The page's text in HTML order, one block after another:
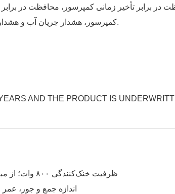
کمپرسور، هشدار جریان آب و هشدار دمای بیش از حد بالا/پایین.
AND THE PRODUCT IS
۱. ظرفیت خنک‌کنندگی ۸۰۰ وات؛ از مبرد محیطی استفاده کنید
2. اندازه جمع و جور،